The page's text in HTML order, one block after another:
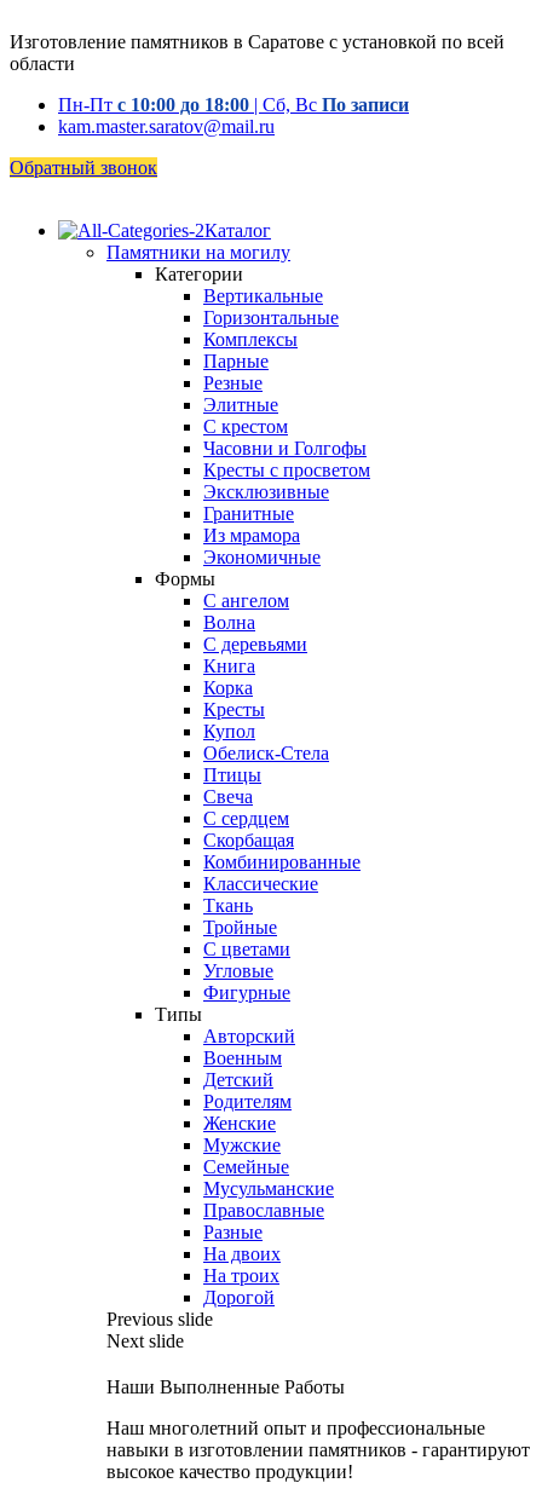
Изготовление памятников в Саратове с установкой по всей
области
Пн-Пт с 10:00 до 18:00 | Сб, Вс По записи
kam.master.saratov@mail.ru
Обратный звонок
Каталог
Памятники на могилу
Категории
Вертикальные
Горизонтальные
Комплексы
Парные
Резные
Элитные
С крестом
Часовни и Голгофы
Кресты с просветом
Эксклюзивные
Гранитные
Из мрамора
Экономичные
Формы
С ангелом
Волна
С деревьями
Книга
Корка
Кресты
Купол
Обелиск-Стела
Птицы
Свеча
С сердцем
Скорбащая
Комбинированные
Классические
Ткань
Тройные
С цветами
Угловые
Фигурные
Типы
Авторский
Военным
Детский
Родителям
Женские
Мужские
Семейные
Мусульманские
Православные
Разные
На двоих
На троих
Дорогой
Previous slide
Next slide
Наши Выполненные Работы
Наш многолетний опыт и профессиональные
навыки в изготовлении памятников - гарантируют
высокое качество продукции!